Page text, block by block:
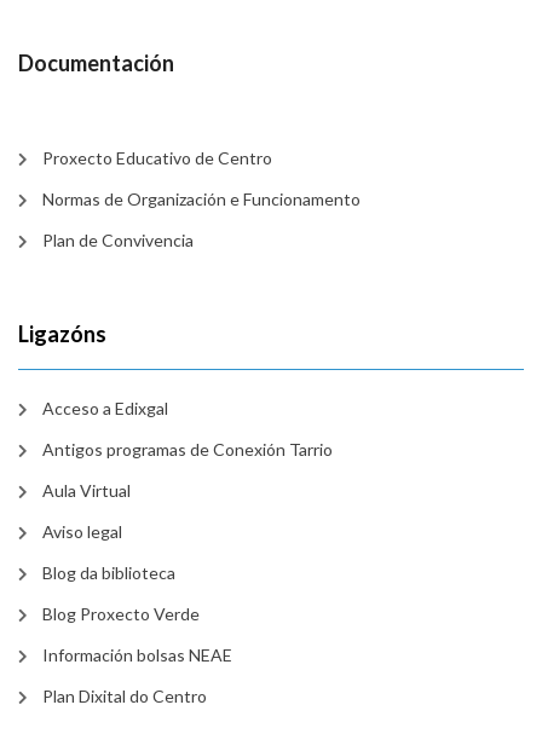
Documentación
Proxecto Educativo de Centro
Normas de Organización e Funcionamento
Plan de Convivencia
Ligazóns
Acceso a Edixgal
Antigos programas de Conexión Tarrio
Aula Virtual
Aviso legal
Blog da biblioteca
Blog Proxecto Verde
Información bolsas NEAE
Plan Dixital do Centro